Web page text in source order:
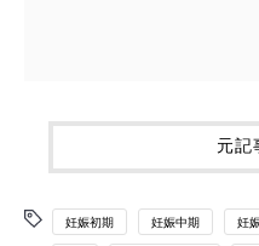
元記
妊娠初期 妊娠中期 妊